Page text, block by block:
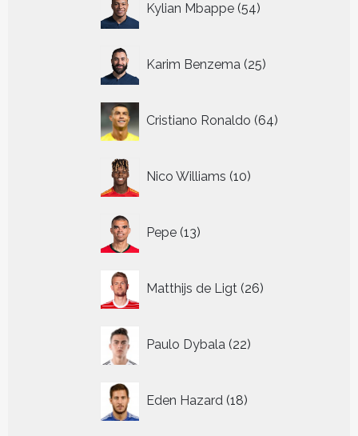
Kylian Mbappe 54
producten
Karim Benzema 25
producten
Cristiano Ronaldo 64
producten
Nico Williams 10
producten
Pepe 13
producten
Matthijs de Ligt 26
producten
Paulo Dybala 22
producten
Eden Hazard 18
producten